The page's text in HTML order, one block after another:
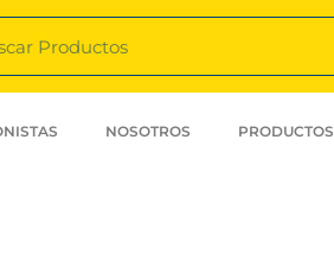
NOSOTROS PRODUCTOS